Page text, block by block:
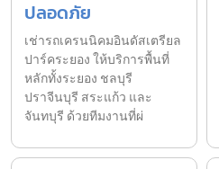
ปลอดภัย
เช่ารถเครนนิคมอินดัสเตรียล
ปาร์คระยอง ให้บริการพื้นที่
หลักทั้งระยอง ชลบุรี
ปราจีนบุรี สระแก้ว และ
จันทบุรี ด้วยทีมงานที่ผ่